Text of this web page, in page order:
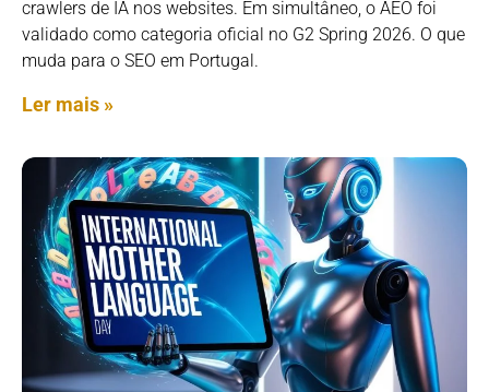
crawlers de IA nos websites. Em simultâneo, o AEO foi
validado como categoria oficial no G2 Spring 2026. O que
muda para o SEO em Portugal.
Ler mais »